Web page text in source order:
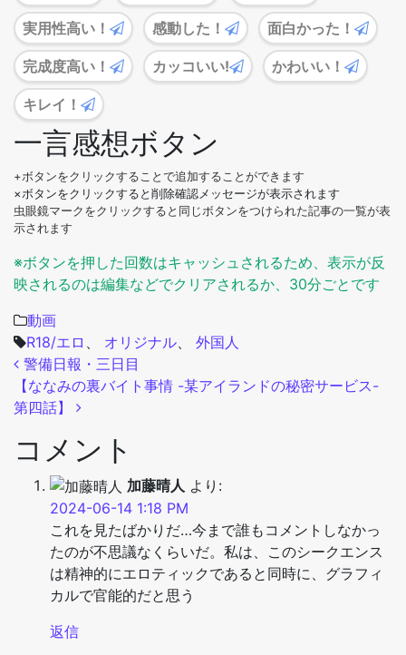
実用性高い！ 感動した！ 面白かった！
完成度高い！ カッコいい! かわいい！
キレイ！
一言感想ボタン
+ボタンをクリックすることで追加することができます
×ボタンをクリックすると削除確認メッセージが表示されます
虫眼鏡マークをクリックすると同じボタンをつけられた記事の一覧が表
示されます
※ボタンを押した回数はキャッシュされるため、表示が反
映されるのは編集などでクリアされるか、30分ごとです
動画
R18/エロ
オリジナル 外国人
投稿ナビゲーション
警備日報・三日目
【ななみの裏バイト事情 -某アイランドの秘密サービス-
第四話】
コメント
加藤晴人 より:
2024-06-14 1:18 PM
これを見たばかりだ…今まで誰もコメントしなかっ
たのが不思議なくらいだ。私は、このシークエンス
は精神的にエロティックであると同時に、グラフィ
カルで官能的だと思う
返信